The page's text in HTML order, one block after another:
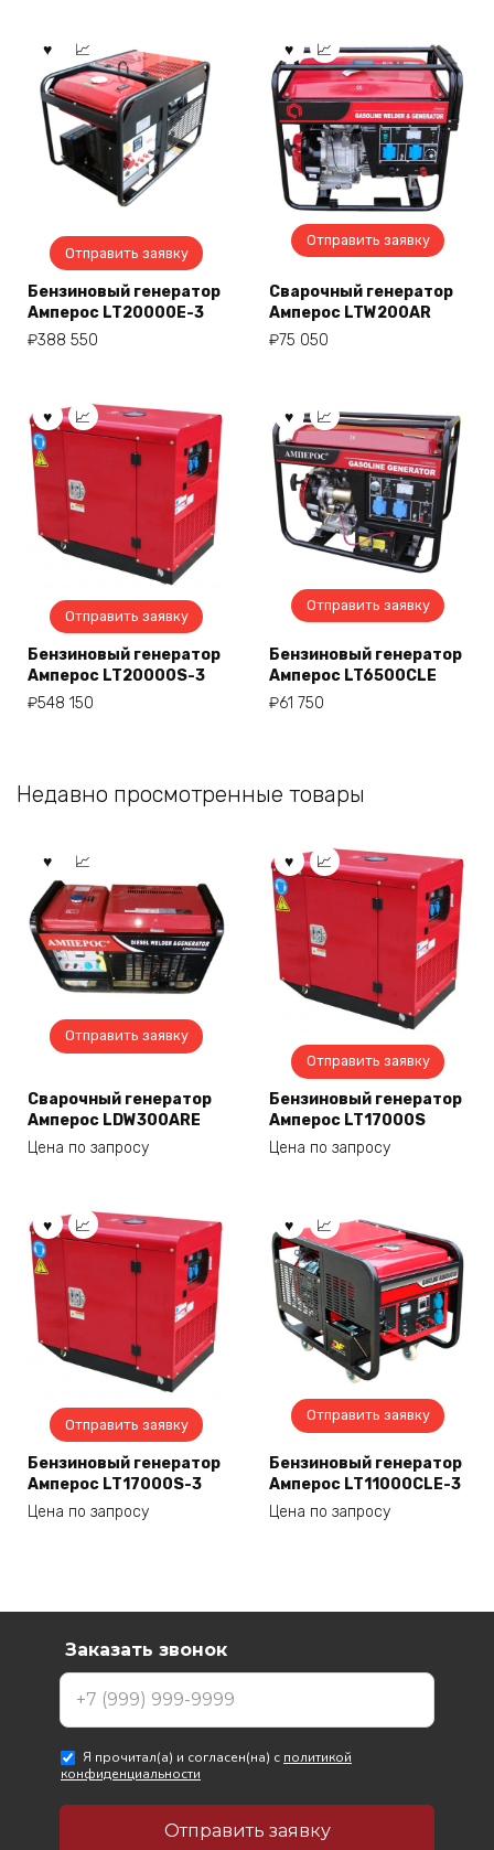
Отправить заявку
Бензиновый генератор
Амперос LT20000E-3
₽388 550
Отправить заявку
Сварочный генератор
Амперос LTW200AR
₽75 050
Отправить заявку
Бензиновый генератор
Амперос LT20000S-3
₽548 150
Отправить заявку
Бензиновый генератор
Амперос LT6500CLE
₽61 750
Недавно просмотренные товары
Отправить заявку
Сварочный генератор
Амперос LDW300ARE
Цена по запросу
Отправить заявку
Бензиновый генератор
Амперос LT17000S
Цена по запросу
Отправить заявку
Бензиновый генератор
Амперос LT17000S-3
Цена по запросу
Отправить заявку
Бензиновый генератор
Амперос LT11000CLE-3
Цена по запросу